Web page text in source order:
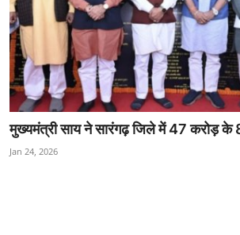
मुख्यमंत्री साय ने सारंगढ़ जिले में 47 करोड़ के
Jan 24, 2026